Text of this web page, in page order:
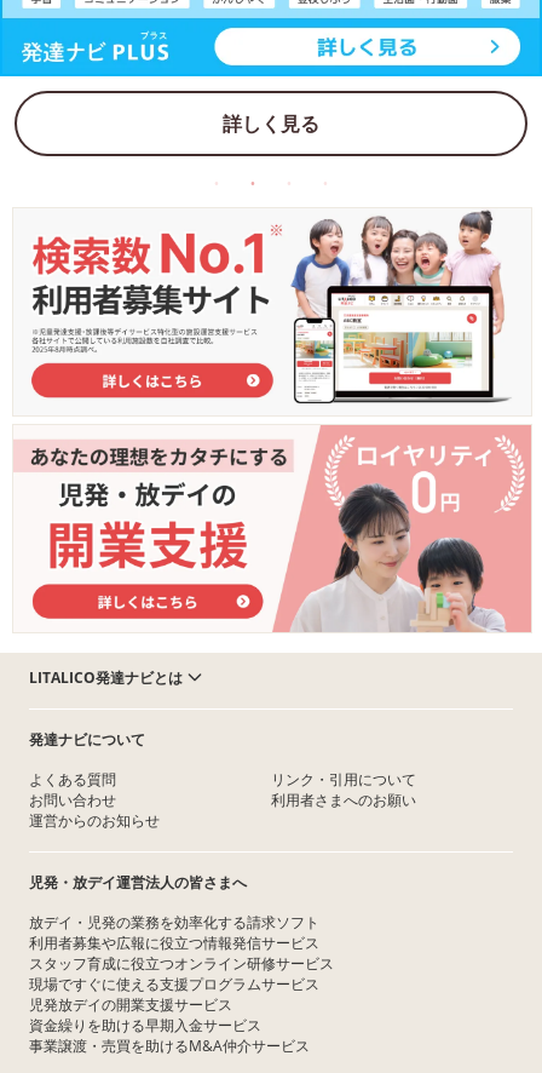
詳しく見る
LITALICO発達ナビとは
発達ナビについて
よくある質問
お問い合わせ
運営からのお知らせ
リンク・引用について
利用者さまへのお願い
児発・放デイ運営法人の皆さまへ
放デイ・児発の業務を効率化する請求ソフト
利用者募集や広報に役立つ情報発信サービス
スタッフ育成に役立つオンライン研修サービス
現場ですぐに使える支援プログラムサービス
児発放デイの開業支援サービス
資金繰りを助ける早期入金サービス
事業譲渡・売買を助けるM&A仲介サービス